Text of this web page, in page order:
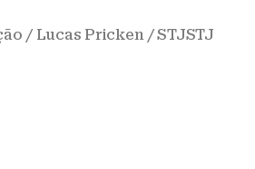
/ Lucas Pricken / STJSTJ